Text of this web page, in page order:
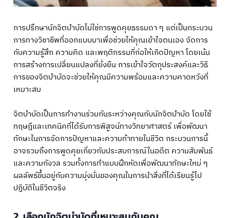
การปรึกษานักจิตบำบัดไม่ใช่การพูดคุยธรรมดา ๆ แต่เป็นกระบวน
การทางวิชาชีพที่ออกแบบมาเพื่อช่วยให้คุณเข้าใจตนเอง จัดการ
กับความรู้สึก ความคิด และพฤติกรรมที่ก่อให้เกิดปัญหา โดยเน้น
การสร้างการเปลี่ยนแปลงที่ยั่งยืน การเข้าใจวัตถุประสงค์และวิธี
การของจิตบำบัดจะช่วยให้คุณมีความพร้อมและความคาดหวังที่
เหมาะสม
จิตบำบัดเป็นการทำงานร่วมกันระหว่างคุณกับนักจิตบำบัด โดยใช้
ทฤษฎีและเทคนิคที่ได้รับการพิสูจน์ทางวิทยาศาสตร์ เพื่อพัฒนา
ทักษะในการจัดการปัญหาและความท้าทายในชีวิต กระบวนการนี้
อาจรวมถึงการพูดคุยเกี่ยวกับประสบการณ์ในอดีต ความสัมพันธ์
และความกังวล รวมทั้งการทำแบบฝึกหัดเพื่อพัฒนาทักษะใหม่ ๆ
ผลลัพธ์ขึ้นอยู่กับความมุ่งมั่นของคุณในการนำสิ่งที่ได้เรียนรู้ไป
ปฏิบัติในชีวิตจริง